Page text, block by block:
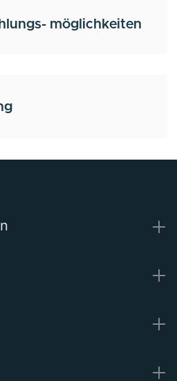
möglichkeiten